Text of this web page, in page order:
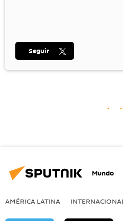
Seguir
Mundo
AMÉRICA LATINA